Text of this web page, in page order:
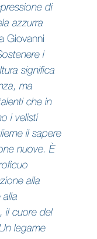
di
azzurra
Giovanni
i
significa
ma
che in
i velisti
il sapere
nuove. È
alla
alla
il cuore del
legame